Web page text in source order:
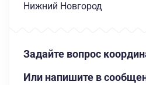
Нижний Новгород
Задайте вопрос
Или напишите в